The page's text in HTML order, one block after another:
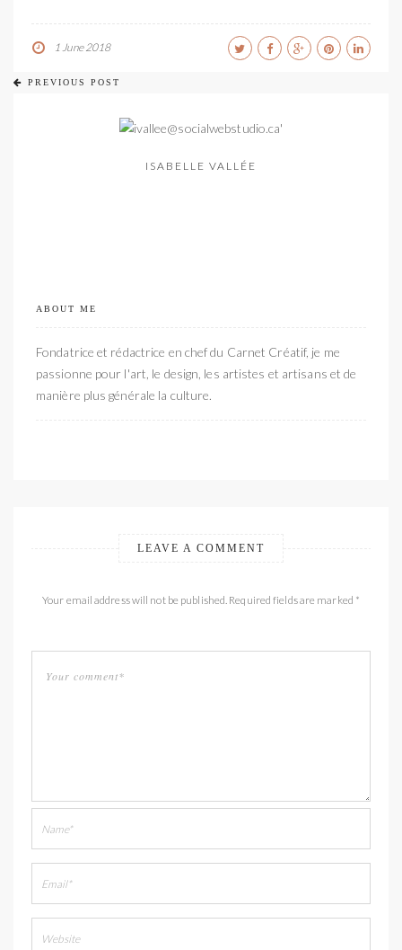
1 June 2018
PREVIOUS POST
ISABELLE VALLÉE
ABOUT ME
Fondatrice et rédactrice en chef du Carnet Créatif, je me
passionne pour l'art, le design, les artistes et artisans et de
manière plus générale la culture.
LEAVE A COMMENT
Your email address will not be published. Required fields are marked *